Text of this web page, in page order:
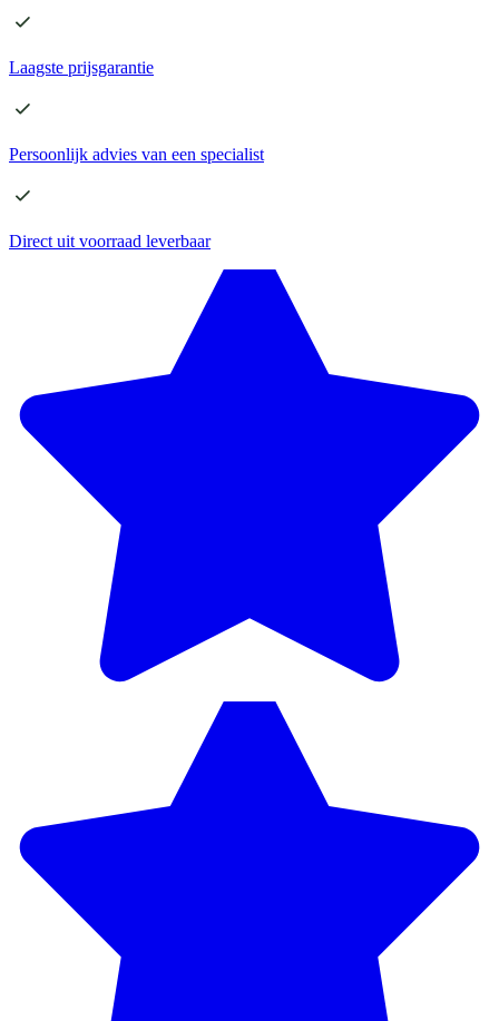
Laagste prijsgarantie
Persoonlijk advies van een specialist
Direct uit voorraad leverbaar